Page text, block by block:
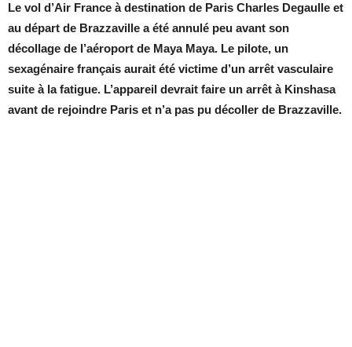
Le vol d’Air France à destination de Paris Charles Degaulle et
au départ de Brazzaville a été annulé peu avant son
décollage de l’aéroport de Maya Maya. Le pilote, un
sexagénaire français aurait été victime d’un arrêt vasculaire
suite à la fatigue. L’appareil devrait faire un arrêt à Kinshasa
avant de rejoindre Paris et n’a pas pu décoller de Brazzaville.